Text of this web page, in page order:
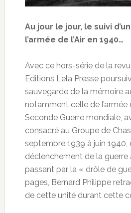
Au jour le jour, le suivi
l’armée de l’Air en 1940…
Avec ce hors-série de la
Editions Lela Presse
sauvegarde de la mémoire
notamment celle de l’armée
Seconde Guerre mondiale,
consacré au Groupe de
septembre 1939 à juin 1940,
déclenchement de la guerre
passant par la « drôle de
pages, Bernard Philippe
de cette unité durant cette